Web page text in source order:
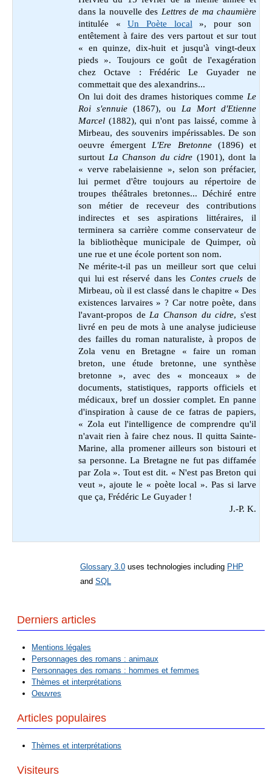
dans la nouvelle des Lettres de ma chaumière
intitulée «Un Poète local», pour son
entêtement à faire des vers partout et sur tout
« en quinze, dix-huit et jusqu'à vingt-deux
pieds ». Toujours ce goût de l'exagération
chez Octave : Frédéric Le Guyader ne
commettait que des alexandrins...
On lui doit des drames historiques comme Le
Roi s'ennuie (1867), ou La Mort d'Etienne
Marcel (1882), qui n'ont pas laissé, comme à
Mirbeau, des souvenirs impérissables. De son
oeuvre émergentL'Ere Bretonne (1896) et
surtout La Chanson du cidre (1901), dont la
« verve rabelaisienne », selon son préfacier,
lui permet d'être toujours au répertoire de
troupes théâtrales bretonnes... Déchiré entre
son métier de receveur des contributions
indirectes et ses aspirations littéraires, il
terminera sa carrière comme conservateur de
la bibliothèque municipale de Quimper, où
une rue et une école portent son nom.
Ne mérite-t-il pas un meilleur sort que celui
qui lui est réservé dans les Contes cruels de
Mirbeau, où il est classé dans le chapitre « Des
existences larvaires » ? Car notre poète, dans
l'avant-propos deLa Chanson du cidre, s'est
livré en peu de mots à une analyse judicieuse
des failles du roman naturaliste, à propos de
Zola venu en Bretagne « faire un roman
breton, une étude bretonne, une synthèse
bretonne », avec des « monceaux » de
documents, statistiques, rapports officiels et
médicaux, bref un dossier complet. En panne
d'inspiration à cause de ce fatras de papiers,
« Zola eut l'intelligence de comprendre qu'il
n'avait rien à faire chez nous. Il quitta Sainte-
Marine, alla promener ailleurs son bistouri et
sa personne. La Bretagne ne fut pas diffamée
par Zola ». Tout est dit. « N'est pas Breton qui
veut », ajoute le « poète local ». Pas si larve
que ça, Frédéric Le Guyader !
J.-P. K.
Glossary 3.0 uses technologies including PHP
and SQL
Derniers articles
Mentions légales
Personnages des romans : animaux
Personnages des romans : hommes et femmes
Thèmes et interprétations
Oeuvres
Articles populaires
Thèmes et interprétations
Visiteurs